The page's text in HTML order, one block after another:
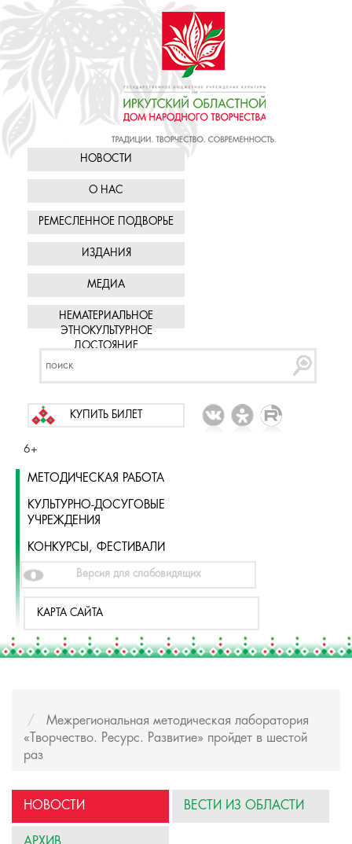
НОВОСТИ
О НАС
РЕМЕСЛЕННОЕ ПОДВОРЬЕ
ИЗДАНИЯ
МЕДИА
НЕМАТЕРИАЛЬНОЕ
ЭТНОКУЛЬТУРНОЕ
ДОСТОЯНИЕ
КУПИТЬ БИЛЕТ
6+
МЕТОДИЧЕСКАЯ РАБОТА
КУЛЬТУРНО-ДОСУГОВЫЕ
УЧРЕЖДЕНИЯ
КОНКУРСЫ, ФЕСТИВАЛИ
Версия для слабовидящих
КАРТА САЙТА
Межрегиональная методическая лаборатория
«Творчество. Ресурс. Развитие» пройдет в шестой
раз
НОВОСТИ ВЕСТИ ИЗ ОБЛАСТИ